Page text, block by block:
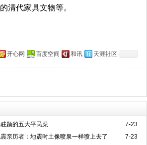
清代家具文物等。
开心网 百度空间 和讯 天涯社区
7-23
颜的五大平民菜
7-23
亲历者：地震时土像喷泉一样喷上去了